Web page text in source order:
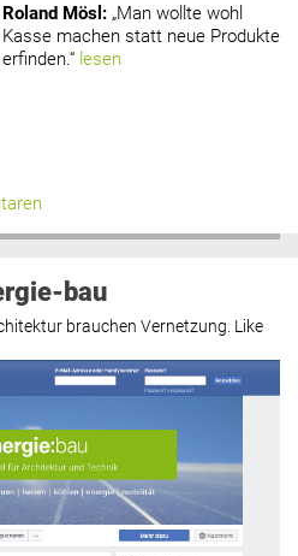
Roland Mösl : „Man wollte wohl
Kasse machen statt neue Produkte
erfinden.“ lesen
bau
brauchen Vernetzung. Like